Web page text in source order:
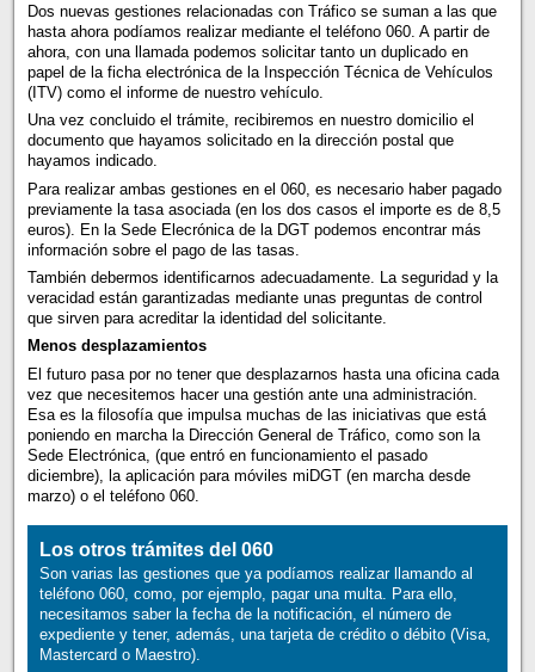
Dos nuevas gestiones relacionadas con Tráfico se suman a las que
hasta ahora podíamos realizar mediante el teléfono 060. A partir de
ahora, con una llamada podemos solicitar tanto un duplicado en
papel de la ficha electrónica de la Inspección Técnica de Vehículos
(ITV) como el informe de nuestro vehículo.
Una vez concluido el trámite, recibiremos en nuestro domicilio el
documento que hayamos solicitado en la dirección postal que
hayamos indicado.
Para realizar ambas gestiones en el 060, es necesario haber pagado
previamente la tasa asociada (en los dos casos el importe es de 8,5
euros). En la Sede Elecrónica de la DGT podemos encontrar más
información sobre el pago de las tasas.
También debermos identificarnos adecuadamente. La seguridad y la
veracidad están garantizadas mediante unas preguntas de control
que sirven para acreditar la identidad del solicitante.
Menos desplazamientos
El futuro pasa por no tener que desplazarnos hasta una oficina cada
vez que necesitemos hacer una gestión ante una administración.
Esa es la filosofía que impulsa muchas de las iniciativas que está
poniendo en marcha la Dirección General de Tráfico, como son la
Sede Electrónica, (que entró en funcionamiento el pasado
diciembre), la aplicación para móviles miDGT (en marcha desde
marzo) o el teléfono 060.
Los otros trámites del 060
Son varias las gestiones que ya podíamos realizar llamando al
teléfono 060, como, por ejemplo, pagar una multa. Para ello,
necesitamos saber la fecha de la notificación, el número de
expediente y tener, además, una tarjeta de crédito o débito (Visa,
Mastercard o Maestro).